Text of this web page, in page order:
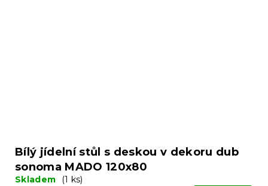
Bílý jídelní stůl s deskou v dekoru dub
sonoma MADO 120x80
Skladem (1 ks)